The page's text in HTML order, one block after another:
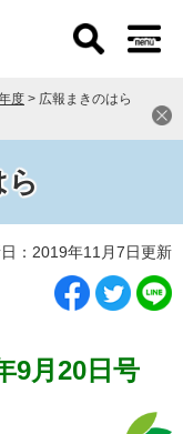
度 > 広報まきのはら
ら
：2019年11月7日更新
9月20日号